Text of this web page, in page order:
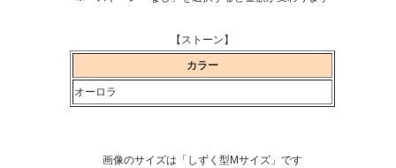
【ストーン】
カラー
オーロラ
画像のサイズは「しずく型Mサイズ」です